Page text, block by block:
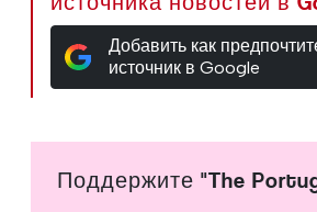
Добавить как
источник в Google
Поддержите "The